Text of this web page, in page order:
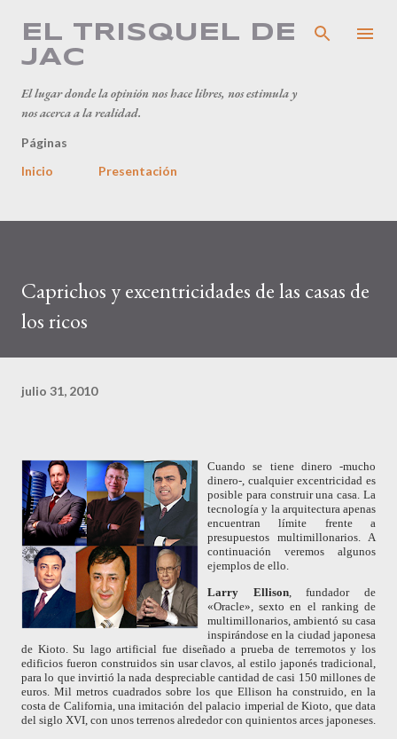
Ir al contenido principal
EL TRISQUEL DE
JAC
El lugar donde la opinión nos hace libres, nos estimula y
nos acerca a la realidad.
Páginas
Inicio
Presentación
Caprichos y excentricidades de las casas de
los ricos
julio 31, 2010
Cuando se tiene dinero -mucho
dinero-, cualquier excentricidad es
posible para construir una casa. La
tecnología y la arquitectura apenas
encuentran límite frente a
presupuestos multimillonarios. A
continuación veremos algunos
ejemplos de ello.
Larry Ellison, fundador de
«Oracle», sextoen el ranking de
multimillonarios, ambientó su casa
inspirándose en la ciudad japonesa
de Kioto. Su lago artificial fue diseñado a prueba de terremotos y los
edificios fueron construidos sin usar clavos, al estilo japonés tradicional,
para lo que invirtió la nada despreciable cantidad de casi 150 millones de
euros.Mil metros cuadrados sobre los que Ellison ha construido,en la
costa de California,una imitación del palacio imperial de Kioto, que data
del siglo XVI, con unos terrenos alrededor con quinientos arces japoneses.